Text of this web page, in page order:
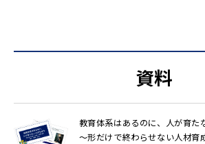
資料
教育体系はあるのに、人が育た
～形だけで終わらせない人材育